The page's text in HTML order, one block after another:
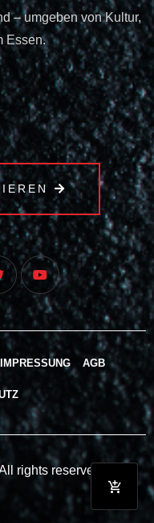
– umgeben von Kultur,
Essen.
IMPRESSUNG AGB
rights reserved.